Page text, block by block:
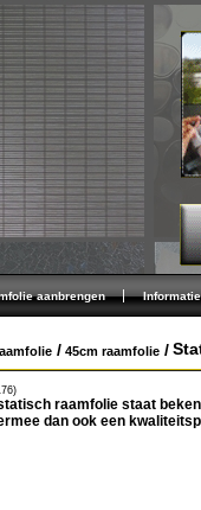
aanbrengen Informatie
/ 45cm raamfolie /
raamfolie staat
dan ook een